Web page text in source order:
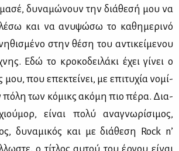
δυ­να­μώ­νουν την διά­θε­σή μου να
και να ανυ­ψώ­σω το κα­θη­με­ρι­νό
στην θέ­ση του αντι­κεί­με­νου
Εδώ το κρο­κο­δει­λά­κι έχει γί­νει ο
μου, που επε­κτεί­νει, με επι­τυ­χία νο­μί­
πό­λη των κό­μικς ακό­μη πιο πέ­ρα. Δια­
εί­ναι πο­λύ ανα­γνω­ρί­σι­μος,
δυ­να­μι­κός και με διά­θε­ση Rock n’